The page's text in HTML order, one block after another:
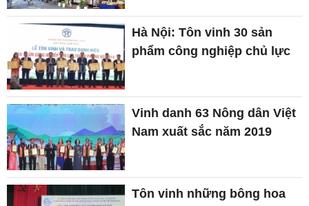
Hà Nội: Tôn vinh 30 sản
phẩm công nghiệp chủ lực
Vinh danh 63 Nông dân Việt
Nam xuất sắc năm 2019
Tôn vinh những bông hoa